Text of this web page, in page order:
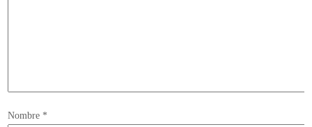
Nombre *